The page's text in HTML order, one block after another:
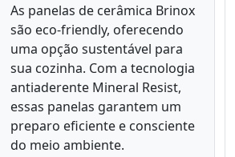
As panelas de cerâmica Brinox
são eco-friendly, oferecendo
uma opção sustentável para
sua cozinha. Com a tecnologia
antiaderente Mineral Resist,
essas panelas garantem um
preparo eficiente e consciente
do meio ambiente.